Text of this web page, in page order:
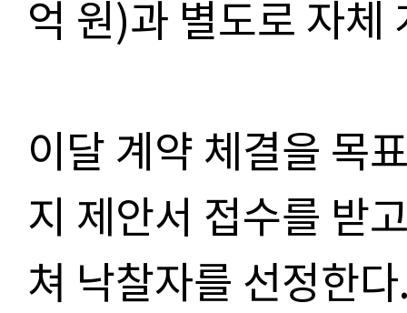
억 원)과 별도로 자
이달 계약 체결을 목
지 제안서 접수를 받
쳐 낙찰자를 선정한